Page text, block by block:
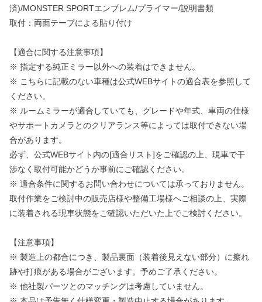
済)/MONSTER SPORTエンブレム/プライマー/説明書類
取付：両面テープによる貼り付け
【適合に関する注意事項】
※ 指定する純正ミラー以外への装着はできません。
※ こちらに記載のない車種は公式WEBサイトの適合表を参照して
ください。
※ ルームミラーが適合していても、グレードや年式、車両の仕様
やサポートカメラとのクリアランス等によっては取付できない場
合があります。
必ず、公式WEBサイト内の[適合リスト]をご確認の上、現車で干
渉なく取付可能かどうか事前にご確認ください。
※ 適合条件に関するお問い合わせについては承っておりません。
取付作業をご検討中の販売店様や整備工場様へご相談の上、実際
に装着される現車状態をご確認いただいた上でご検討ください。
【注意事項】
※ 製造上の都合につき、製品裏面（装着後見えない部分）に擦れ
跡や打痕がある場合がございます。予めご了承ください。
※ 他社製パーツとのマッチングは考慮していません。